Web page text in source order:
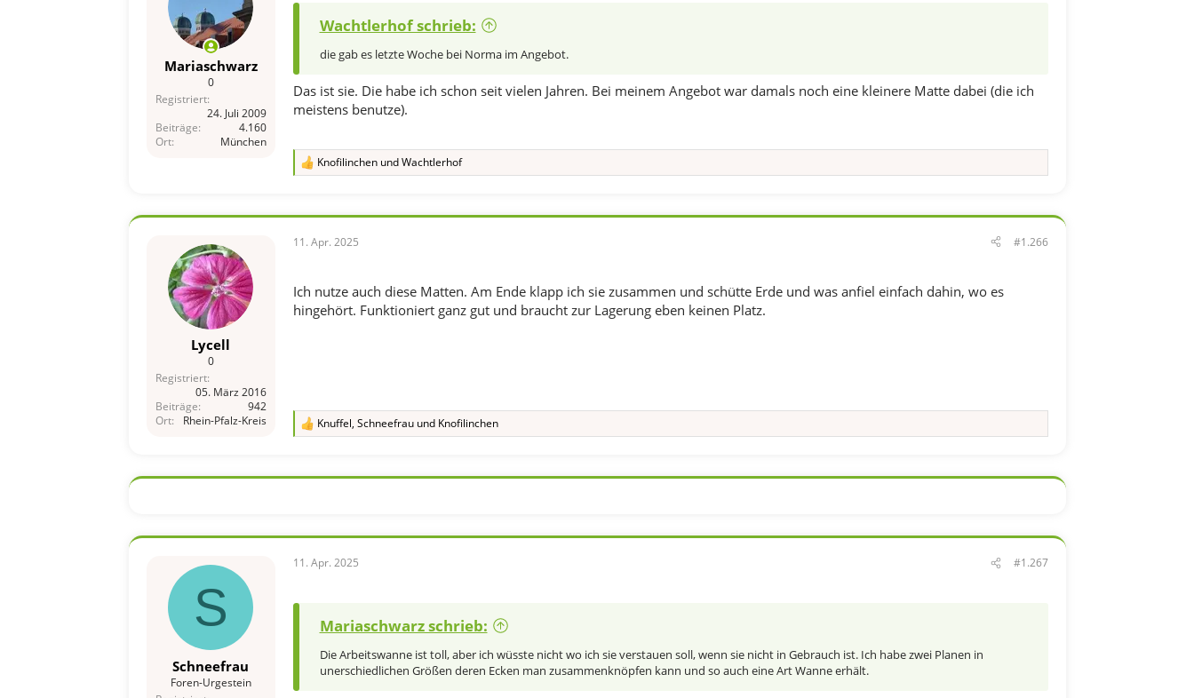
Mariaschwarz
0
Registriert
24. Juli 2009
Beiträge
4.160
Ort
München
Wachtlerhof schrieb:
die gab es letzte Woche bei Norma im Angebot.
Das ist sie. Die habe ich schon seit vielen Jahren. Bei meinem Angebot war damals noch eine kleinere Matte dabei (die ich
meistens benutze).
R
i
n
:
KnofilinchenundWachtlerhof
Lycell
0
Registriert
05. März 2016
Beiträge
942
Ort
Rhein-Pfalz-Kreis
11. Apr. 2025 #1.266
Ich nutze auch diese Matten. Am Ende klapp ich sie zusammen und schütte Erde und was anfiel einfach dahin, wo es
hingehört. Funktioniert ganz gut und braucht zur Lagerung eben keinen Platz.
R
e
n
Knuffel, Schneefrauund Knofilinchen
S
Schneefrau
Foren-Urgestein
11. Apr. 2025 #1.267
Mariaschwarz schrieb:
Die Arbeitswanne ist toll, aber ich wüsste nicht wo ich sie verstauen soll, wenn sie nicht in Gebrauch ist. Ich habe zwei Planen in
unerschiedlichen Größen deren Ecken man zusammenknöpfen kann und so auch eine Art Wanne erhält.